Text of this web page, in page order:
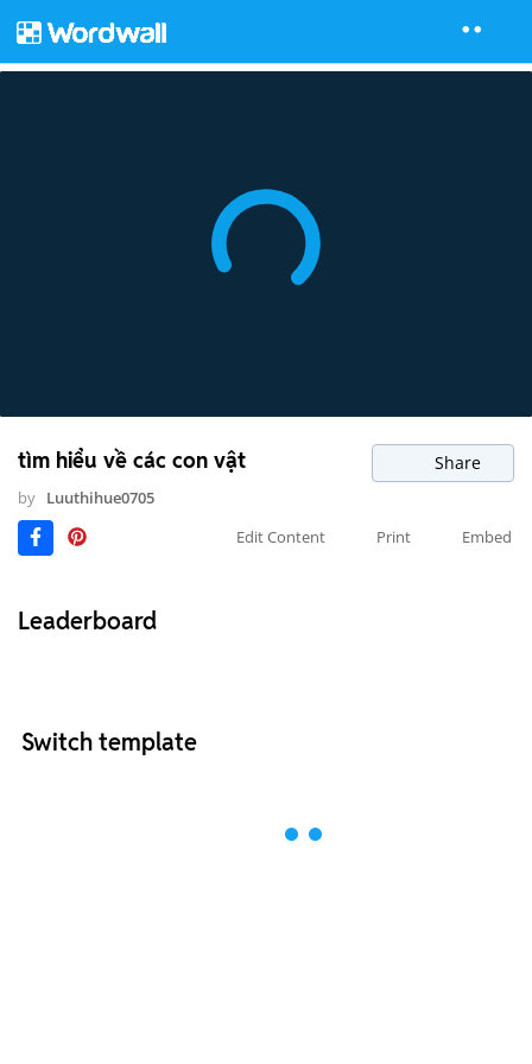
tìm hiểu về các con vật Share
by Luuthihue0705
Edit Content
Print Embed
Leaderboard
Switch template